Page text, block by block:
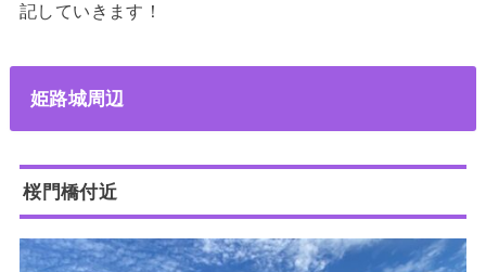
記していきます！
姫路城周辺
桜門橋付近